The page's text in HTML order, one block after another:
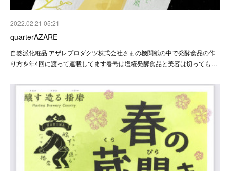
2022.02.21 05:21
quarterAZARE
自然派化粧品 アザレプロダクツ株式会社さまの機関紙の中で発酵食品の作
り方を年4回に渡って連載してます春号は塩糀発酵食品と美容は切っても…